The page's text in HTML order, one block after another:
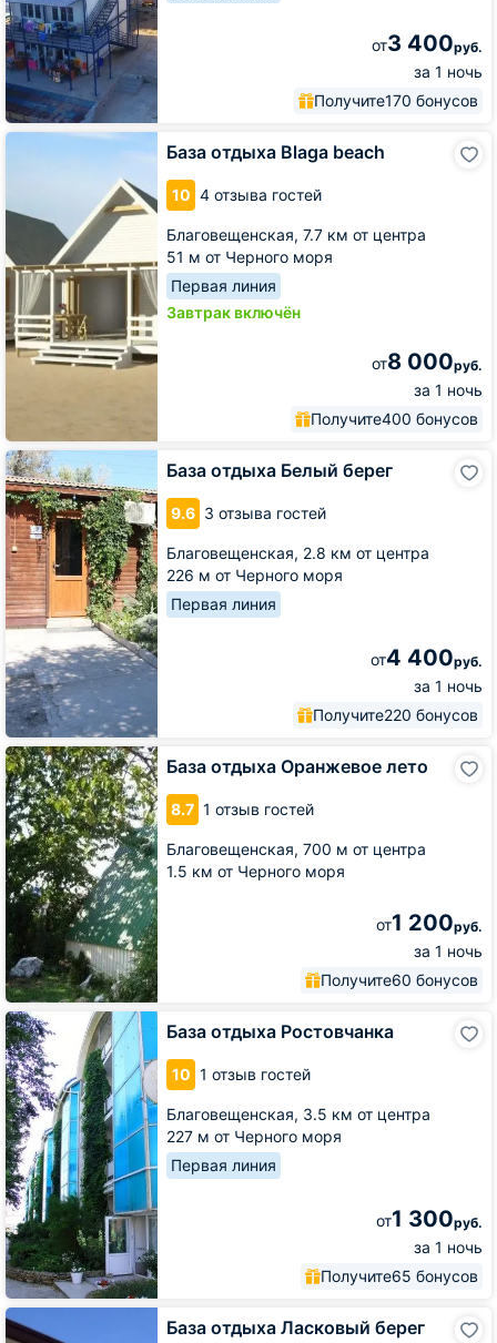
от3 400руб.
за 1 ночь
Получите170 бонусов
База отдыха Blaga beach
10 4 отзыва гостей
Благовещенская, 7.7 км от центра
51 м от Черного моря
Первая линия
Завтрак включён
от8 000руб.
за 1 ночь
Получите400 бонусов
База
База отдыха Белый берег
9.6 3 отзыва гостей
Благовещенская, 2.8 км от центра
226 м от Черного моря
Первая линия
от4 400руб.
за 1 ночь
Получите220 бонусов
База
отдыха
Белый
берег
База отдыха Оранжевое лето
8.7 1 отзыв гостей
Благовещенская, 700 м от центра
1.5 км от Черного моря
от1 200руб.
за 1 ночь
Получите60 бонусов
База
отдыха
Оранжевое
лето
База отдыха Ростовчанка
10 1 отзыв гостей
Благовещенская, 3.5 км от центра
227 м от Черного моря
Первая линия
от1 300руб.
за 1 ночь
Получите65 бонусов
База
отдыха
Ростовчанка
База отдыха Ласковый берег
База
отдыха